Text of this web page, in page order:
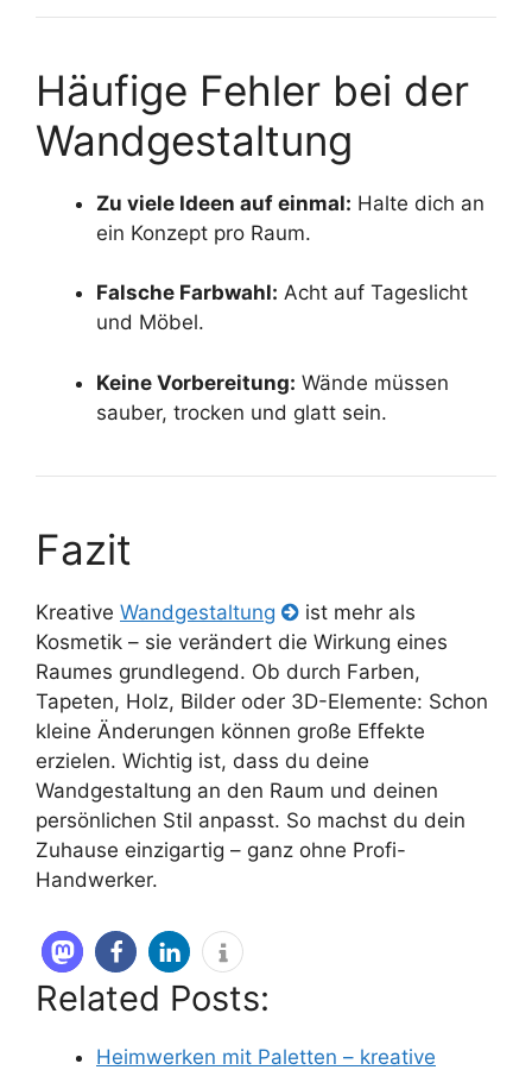
Häufige Fehler bei der
Wandgestaltung
Zu viele Ideen auf einmal: Halte dich an
ein Konzept pro Raum.
Falsche Farbwahl: Acht auf Tageslicht
und Möbel.
Keine Vorbereitung: Wände müssen
sauber, trocken und glatt sein.
Fazit
Kreative Wandgestaltung
ist mehr als
Kosmetik – sie verändert die Wirkung eines
Raumes grundlegend. Ob durch Farben,
Tapeten, Holz, Bilder oder 3D-Elemente: Schon
kleine Änderungen können große Effekte
erzielen. Wichtig ist, dass du deine
Wandgestaltung an den Raum und deinen
persönlichen Stil anpasst. So machst du dein
Zuhause einzigartig – ganz ohne Profi-
Handwerker.
Related Posts:
Heimwerken mit Paletten – kreative